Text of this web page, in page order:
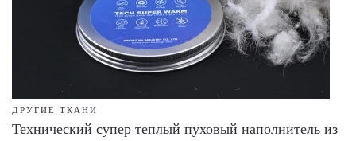
ДРУГИЕ ТКАНИ
Технический супер теплый пуховый наполнитель из